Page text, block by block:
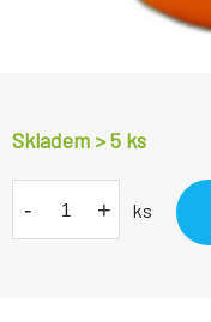
Skladem > 5 ks
- + ks